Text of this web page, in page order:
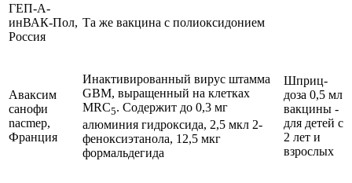
ГЕП-А-
инВАК-Пол,
Россия
Та же вакцина с полиоксидонием
Аваксим
санофи
nacmep,
Франция
Инактивированный вирус штамма
GBM, выращенный на клетках
MRC5. Содержит до 0,3 мг
алюминия гидроксида, 2,5 мкл 2-
феноксиэтанола, 12,5 мкг
формальдегида
Шприц-
доза 0,5 мл
вакцины -
для детей с
2 лет и
взрослых